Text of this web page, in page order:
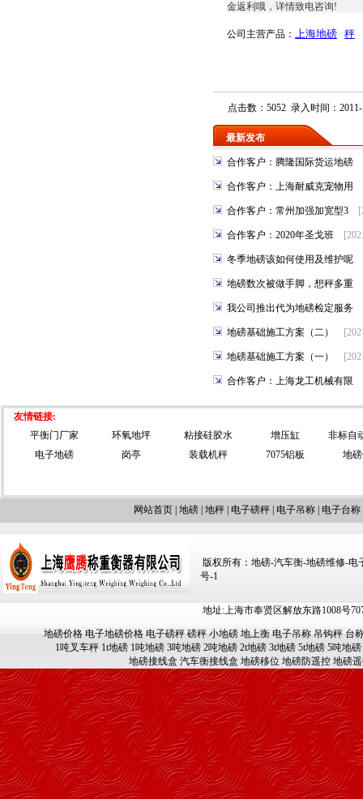
金返利哦，详情致电咨询!
公司主营产品： 上海地磅 秤
点击数：5052 录入时间：
最新发布
合作客户：腾隆国际货运地磅
合作客户：上海耐威克宠物用
合作客户：常州加强加宽型3
合作客户：2020年圣戈班
冬季地磅该如何使用及维护呢
地磅数次被做手脚，想秤多重
我公司推出代为地磅检定服务
地磅基础施工方案（二）
地磅基础施工方案（一）
合作客户：上海龙工机械有限
友情链接:
平衡门厂家
环氧地坪 粘接硅胶水 增压缸
非标自
电子地磅
岗亭 装载机秤 7075铝板 地
网站首页 地磅 地秤 电子磅秤 电子吊称 电子台称
版权所有：地磅-汽车衡-地磅维修-电
号-1
地址:上海市奉贤区解放东路1008号
地磅价格 电子地磅价格 电子磅秤 磅秤 小地磅 地上衡 电子吊称 吊钩秤 台
1吨叉车秤 1t地磅 1吨地磅 3吨地磅 2吨地磅 2t地磅 3t地磅 5t地磅 5吨地磅
地磅接线盒 汽车衡接线盒 地磅移位 地磅防遥控 地磅